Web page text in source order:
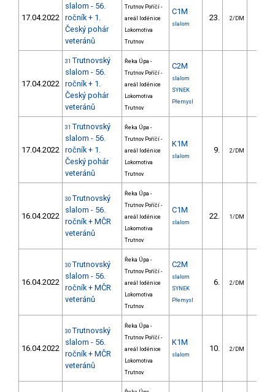
17.04.2022
slalom - 56.
ročník + 1.
Český pohár
veteránů
Trutnov Poříčí -
areál loděnice
Lokomotiva
Trutnov
C1M
slalom
23. 2/DM
17.04.2022
31 Trutnovský
slalom - 56.
ročník + 1.
Český pohár
veteránů
Řeka Úpa -
Trutnov Poříčí -
areál loděnice
Lokomotiva
Trutnov
C2M
slalom
SYNEK
Přemysl
17.04.2022
31 Trutnovský
slalom - 56.
ročník + 1.
Český pohár
veteránů
Řeka Úpa -
Trutnov Poříčí -
areál loděnice
Lokomotiva
Trutnov
K1M
slalom
9. 2/DM
16.04.2022
30 Trutnovský
slalom - 56.
ročník + MČR
veteránů
Řeka Úpa -
Trutnov Poříčí -
areál loděnice
Lokomotiva
Trutnov
C1M
slalom
22. 1/DM
16.04.2022
30 Trutnovský
slalom - 56.
ročník + MČR
veteránů
Řeka Úpa -
Trutnov Poříčí -
areál loděnice
Lokomotiva
Trutnov
C2M
slalom
SYNEK
Přemysl
6. 2/DM
16.04.2022
30 Trutnovský
slalom - 56.
ročník + MČR
veteránů
Řeka Úpa -
Trutnov Poříčí -
areál loděnice
Lokomotiva
Trutnov
K1M
slalom
10. 2/DM